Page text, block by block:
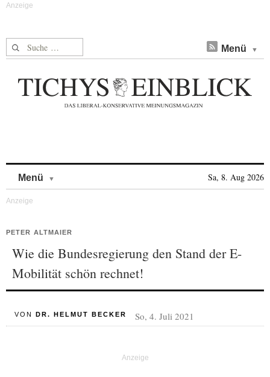
Suche nach: Menü
Menü Sa, 8. Aug 2026
PETER ALTMAIER
Wie die Bundesregierung den Stand der E-
Mobilität schön rechnet!
VON DR. HELMUT BECKER So, 4. Juli 2021